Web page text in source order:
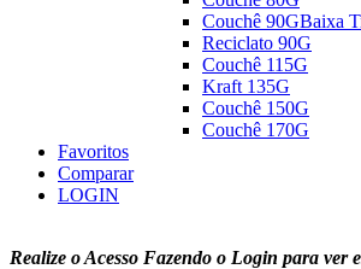
Couchê 90GBaixa
Reciclato 90G
Couchê 115G
Kraft 135G
Couchê 150G
Couchê 170G
Favoritos
Comparar
LOGIN
Realize o Acesso Fazendo o Login para ver